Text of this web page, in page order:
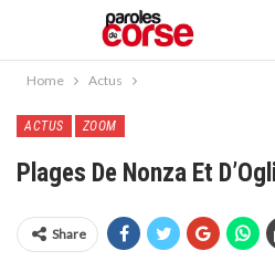
Home Actus
ACTUS ZOOM
Plages De Nonza Et
Share